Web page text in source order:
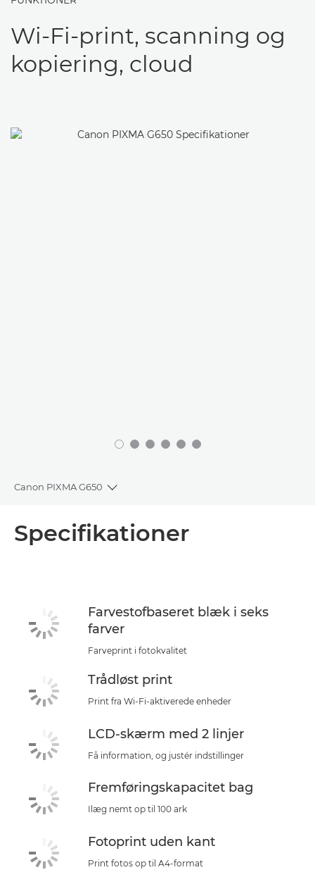
Wi-Fi-print, scanning og
kopiering, cloud
Canon PIXMA G650
Toggle breadcrumbs
Specifikationer
Farvestofbaseret blæk i seks
farver
Farveprint i fotokvalitet
Trådløst print
Print fra Wi-Fi-aktiverede enheder
LCD-skærm med 2 linjer
Få information, og justér indstillinger
Fremføringskapacitet bag
Ilæg nemt op til 100 ark
Fotoprint uden kant
Print fotos op til A4-format